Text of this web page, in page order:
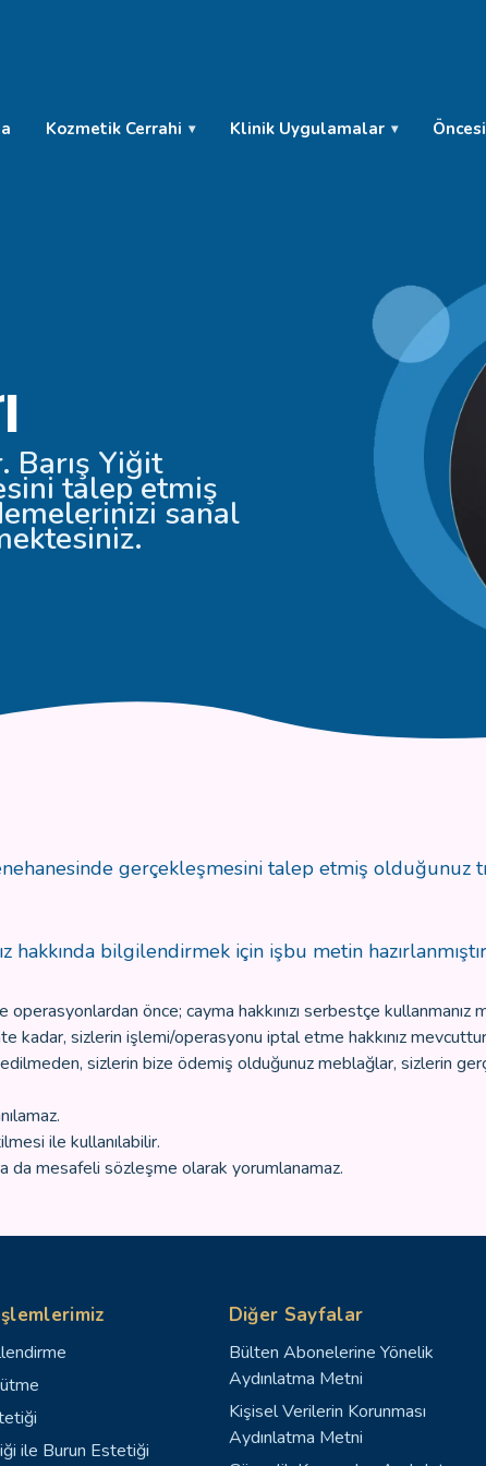
Kozmetik Cerrahi Klinik Uygulamalar
Barış Yiğit
talep etmiş
sanal
gerçekleşmesini talep etmiş
hakkında bilgilendirmek için işbu metin
önce; cayma hakkınızı serbestçe kullanmanız
kadar, sizlerin işlemi/operasyonu iptal etme hakkınız
sizlerin bize ödemiş olduğunuz meblağlar, sizlerin
ile kullanılabilir.
mesafeli sözleşme olarak yorumlanamaz.
ile Burun Estetiği
Diğer Sayfalar
Bülten Abonelerine Yönelik
Aydınlatma Metni
Kişisel Verilerin Korunması
Aydınlatma Metni